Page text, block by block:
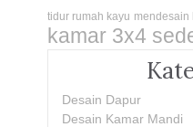
tidur rumah kayu mendesain
kamar 3x4
Desain Dapur
Desain Kamar Mandi